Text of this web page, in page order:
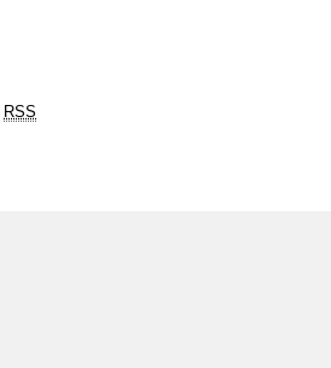
RSS